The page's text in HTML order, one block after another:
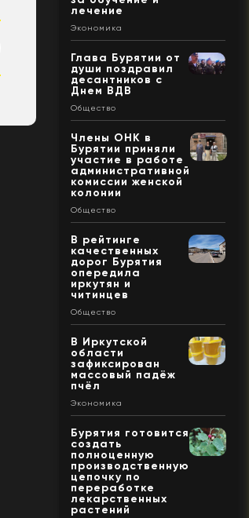
лечение
Экономика
Глава Бурятии от
души поздравил
десантников с
Днем ВДВ
Общество
Члены ОНК в
Бурятии приняли
участие в работе
административной
комиссии женской
колонии
Общество
В рейтинге
качественных
дорог Бурятия
опередила
иркутян и
читинцев
Общество
В Иркутской
области
зафиксирован
массовый падёж
пчёл
Экономика
Бурятия готовится
создать
полноценную
производственную
цепочку по
переработке
лекарственных
растений